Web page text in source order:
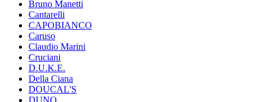
Bruno Manetti
Cantarelli
CAPOBIANCO
Caruso
Claudio Marini
Cruciani
D.U.K.E.
Della Ciana
DOUCAL'S
DUNO